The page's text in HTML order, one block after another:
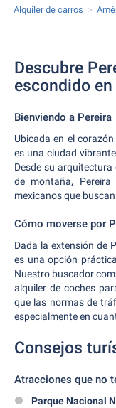
Alquiler de carros
Descubre
escondido
Bienviendo a Pereira
Ubicada en el
es una ciudad
Desde su
de montaña,
mexicanos que
Cómo moverse por
Dada la extensión de
es una opción
Nuestro buscador
alquiler de coches
que las normas de
especialmente en
Consejos
Atracciones que no
Parque Nacional